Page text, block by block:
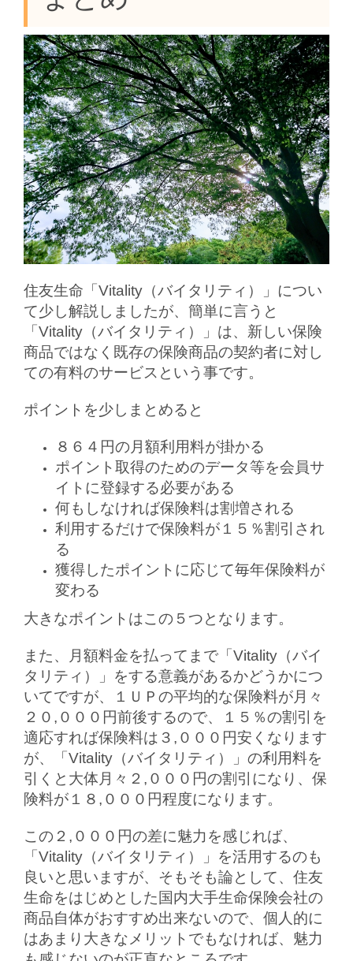
住友生命「Vitality（バイタリティ）」につい
て少し解説しましたが、簡単に言うと
「Vitality（バイタリティ）」は、新しい保険
商品ではなく既存の保険商品の契約者に対し
ての有料のサービスという事です。
ポイントを少しまとめると
８６４円の月額利用料が掛かる
ポイント取得のためのデータ等を会員サ
イトに登録する必要がある
何もしなければ保険料は割増される
利用するだけで保険料が１５％割引され
る
獲得したポイントに応じて毎年保険料が
変わる
大きなポイントはこの５つとなります。
また、月額料金を払ってまで「Vitality（バイ
タリティ）」をする意義があるかどうかにつ
いてですが、１ＵＰの平均的な保険料が月々
２０,０００円前後するので、１５％の割引を
適応すれば保険料は３,０００円安くなります
が、「Vitality（バイタリティ）」の利用料を
引くと大体月々２,０００円の割引になり、保
険料が１８,０００円程度になります。
この２,０００円の差に魅力を感じれば、
「Vitality（バイタリティ）」を活用するのも
良いと思いますが、そもそも論として、住友
生命をはじめとした国内大手生命保険会社の
商品自体がおすすめ出来ないので、個人的に
はあまり大きなメリットでもなければ、魅力